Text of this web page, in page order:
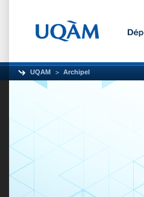
UQAM Archipel